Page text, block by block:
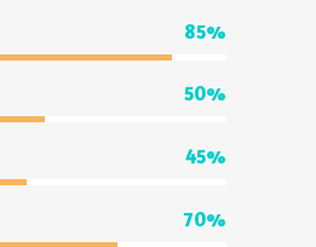
85%
50%
45%
70%